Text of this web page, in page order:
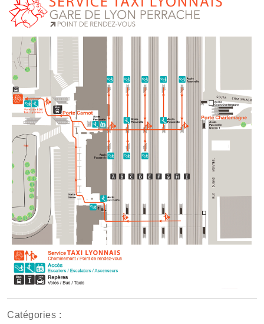
Catégories :